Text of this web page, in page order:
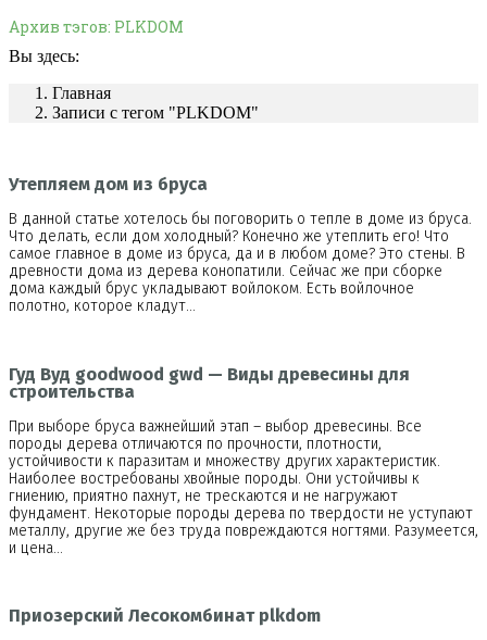
Архив тэгов: PLKDOM
Вы здесь:
Главная
Записи с тегом "PLKDOM"
Утепляем дом из бруса
В данной статье хотелось бы поговорить о тепле в доме из бруса.
Что делать, если дом холодный? Конечно же утеплить его! Что
самое главное в доме из бруса, да и в любом доме? Это стены. В
древности дома из дерева конопатили. Сейчас же при сборке
дома каждый брус укладывают войлоком. Есть войлочное
полотно, которое кладут…
Гуд Вуд goodwood gwd — Виды древесины для
строительства
При выборе бруса важнейший этап – выбор древесины. Все
породы дерева отличаются по прочности, плотности,
устойчивости к паразитам и множеству других характеристик.
Наиболее востребованы хвойные породы. Они устойчивы к
гниению, приятно пахнут, не трескаются и не нагружают
фундамент. Некоторые породы дерева по твердости не уступают
металлу, другие же без труда повреждаются ногтями. Разумеется,
и цена…
Приозерский Лесокомбинат plkdom